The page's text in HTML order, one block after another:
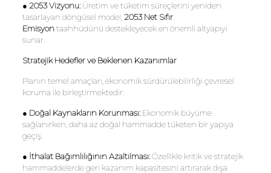
● 2053 Vizyonu:Üretim ve tüketim süreçlerini yeniden
tasarlayan döngüsel model, 2053 Net Sıfır
Emisyontaahhüdünü destekleyecek en önemli altyapıyı
sunar.
Stratejik Hedefler ve Beklenen Kazanımlar
Planın temel amaçları, ekonomik sürdürülebilirliği çevresel
koruma ile birleştirmektedir:
● Doğal Kaynakların Korunması:Ekonomik büyüme
sağlanırken, daha az doğal hammadde tüketen bir yapıya
geçiş.
● İthalat Bağımlılığının Azaltılması:Özellikle kritik ve stratejik
hammaddelerde geri kazanım kapasitesini artırarak dışa